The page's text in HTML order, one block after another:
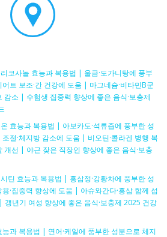
코사놀 효능과 복용법 | 울금·도가니탕에 풍부
트 보조·간 건강에 도움 | 마그네슘·비타민B군
감소 | 수험생 집중력 향상에 좋은 음식·보충제
효능과 복용법 | 아보카도·석류즙에 풍부한 성
절·체지방 감소에 도움 | 비오틴·콜라겐 병행 복
개선 | 야근 잦은 직장인 향상에 좋은 음식·보충
틴 효능과 복용법 | 홍삼정·강황차에 풍부한 성
·집중력 향상에 도움 | 아슈와간다·홍삼 함께 섭
갱년기 여성 향상에 좋은 음식·보충제 2025 건강
능과 복용법 | 연어·케일에 풍부한 성분으로 체지